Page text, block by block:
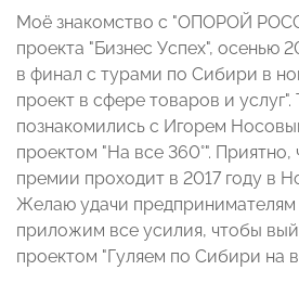
Моё знакомство с "ОПОРОЙ
проекта "Бизнес Успех", осенью
в финал с турами по Сибири в
проект в сфере товаров и
познакомились с Игорем
проектом "На все 360°".
премии проходит в 2017 году в
Желаю удачи
приложим все усилия, чтобы
проектом "Гуляем по Сибири на